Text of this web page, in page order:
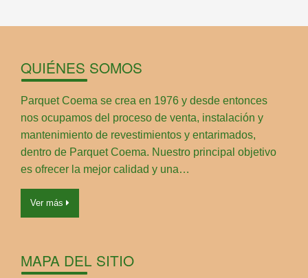
QUIÉNES SOMOS
Parquet Coema se crea en 1976 y desde entonces
nos ocupamos del proceso de venta, instalación y
mantenimiento de revestimientos y entarimados,
dentro de Parquet Coema. Nuestro principal objetivo
es ofrecer la mejor calidad y una…
Ver más
MAPA DEL SITIO